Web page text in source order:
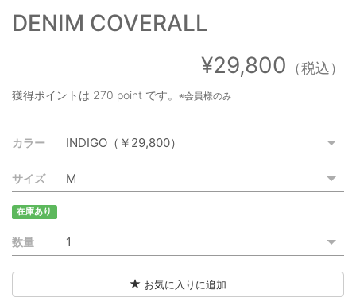
ご利用ガイド
ご利用規約
DENIM COVERALL
¥29,800 （税込）
獲得ポイントは 270 point です。 ※会員様のみ
カラー
サイズ
在庫あり
数量
お気に入りに追加